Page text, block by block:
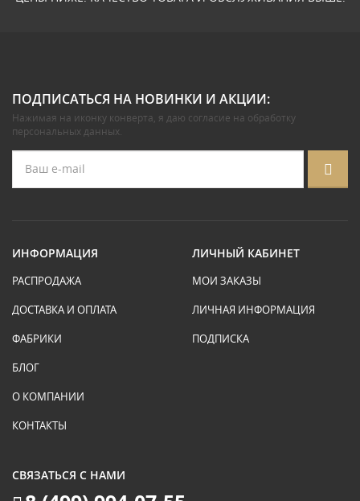
ПОДПИСАТЬСЯ НА НОВИНКИ И АКЦИИ:
Нажимая на иконку конверта, я даю согласие на обработку
персональных данных.
ИНФОРМАЦИЯ
РАСПРОДАЖА
ДОСТАВКА И ОПЛАТА
ФАБРИКИ
БЛОГ
О КОМПАНИИ
КОНТАКТЫ
ЛИЧНЫЙ КАБИНЕТ
МОИ ЗАКАЗЫ
ЛИЧНАЯ ИНФОРМАЦИЯ
ПОДПИСКА
СВЯЗАТЬСЯ С НАМИ